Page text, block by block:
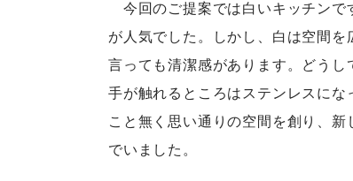
今回のご提案では白いキッチンで
が人気でした。しかし、白は空間
言っても清潔感があります。どう
手が触れるところはステンレスに
こと無く思い通りの空間を創り、
でいました。